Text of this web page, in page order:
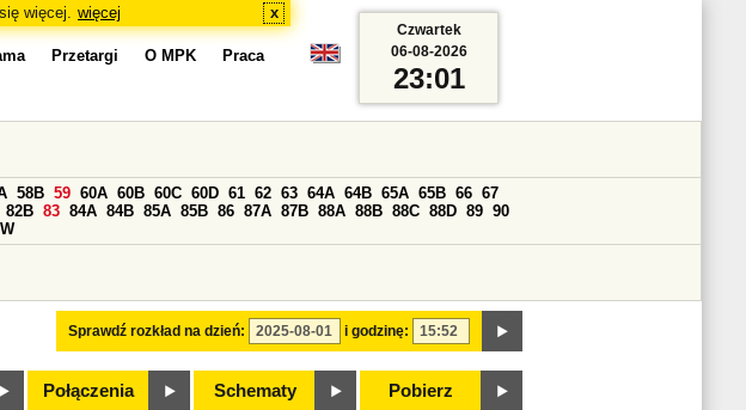
więcej. więcej x
Przetargi O MPK Praca
Sprawdź rozkład na dzień: i godzinę:
58B 59 60A 60B 60C 60D 61 62 63 64A 64B 65A 65B 66 67
82B 83 84A 84B 85A 85B 86 87A 87B 88A 88B 88C 88D 89 90
W
Połączenia Schematy Pobierz
Czwartek
06-08-2026
23:01